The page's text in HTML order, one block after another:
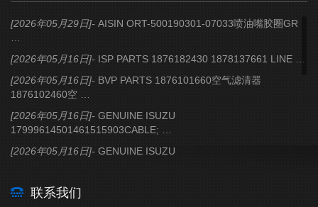
[2026年05月29日]- AISIN ORT-500190301-07033喷油嘴胶圈GR
[2026年05月16日]- ISP PARTS 1876182430 1878137661 LINE …
[2026年05月16日]- BVP PARTS 1876101660空气滤清器
1876102460空 …
[2026年05月16日]- GENUINE ISUZU
17999614501461515903CABLE; …
[2026年05月16日]- GENUINE ISUZU
[2026年05月16日]-
15318173111531817318MEMBER …
联系我们